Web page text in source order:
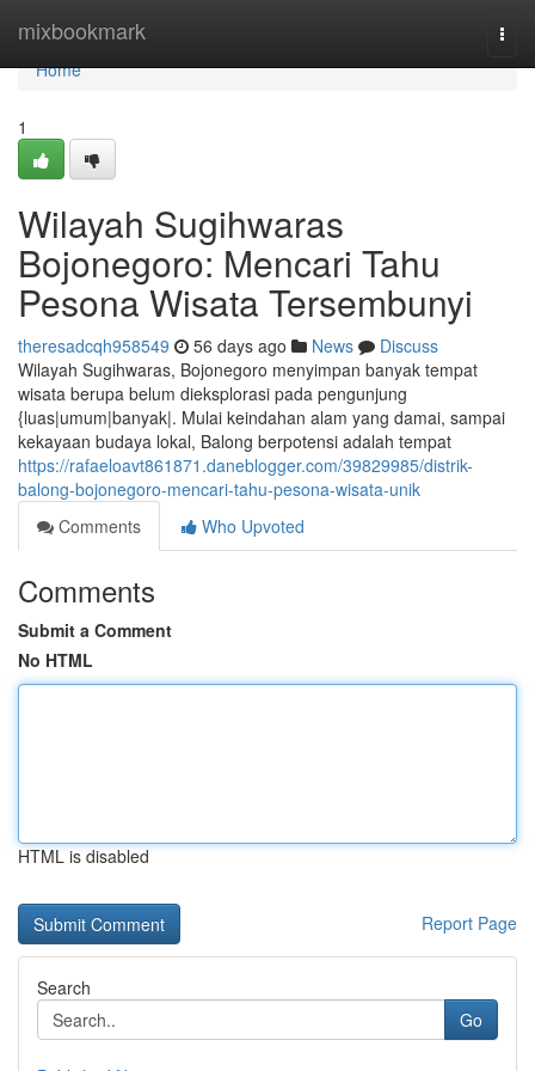
mixbookmark
Home
Home
1
Wilayah Sugihwaras
Bojonegoro: Mencari Tahu
Pesona Wisata Tersembunyi
theresadcqh958549 56 days ago News
Discuss
Wilayah Sugihwaras, Bojonegoro menyimpan banyak tempat
wisata berupa belum dieksplorasi pada pengunjung
{luas|umum|banyak|. Mulai keindahan alam yang damai, sampai
kekayaan budaya lokal, Balong berpotensi adalah tempat
https://rafaeloavt861871.daneblogger.com/39829985/distrik-
balong-bojonegoro-mencari-tahu-pesona-wisata-unik
Comments
Who Upvoted
Comments
Submit a Comment
No HTML
HTML is disabled
Report Page
Search
Go